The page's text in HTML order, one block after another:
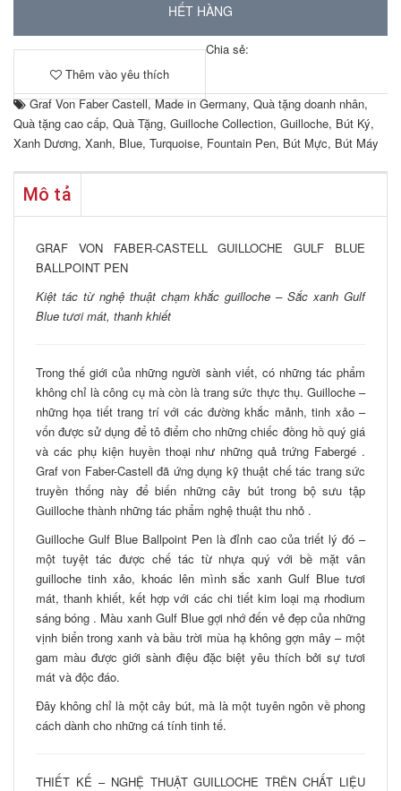
HẾT HÀNG
Thêm vào yêu thích
Chia sẻ:
Graf Von Faber Castell,Made in Germany, Quà tặng doanh nhân,
Quà tặng cao cấp, Quà Tặng, Guilloche Collection, Guilloche, Bút Ký,
Xanh Dương, Xanh, Blue, Turquoise, Fountain Pen, Bút Mực, Bút Máy
Mô tả
GRAF VON FABER-CASTELL GUILLOCHE GULF BLUE
BALLPOINT PEN
Kiệt tác từ nghệ thuật chạm khắc guilloche – Sắc xanh Gulf
Blue tươi mát, thanh khiết
Trong thế giới của những người sành viết, có những tác phẩm
không chỉ là công cụ mà còn là trang sức thực thụ. Guilloche –
những họa tiết trang trí với các đường khắc mảnh, tinh xảo –
vốn được sử dụng để tô điểm cho những chiếc đồng hồ quý giá
và các phụ kiện huyền thoại như những quả trứng Fabergé .
Graf von Faber-Castell đã ứng dụng kỹ thuật chế tác trang sức
truyền thống này để biến những cây bút trong bộ sưu tập
Guilloche thành những tác phẩm nghệ thuật thu nhỏ .
Guilloche Gulf Blue Ballpoint Pen là đỉnh cao của triết lý đó –
một tuyệt tác được chế tác từ nhựa quý với bề mặt vân
guilloche tinh xảo, khoác lên mình sắc xanh Gulf Blue tươi
mát, thanh khiết, kết hợp với các chi tiết kim loại mạ rhodium
sáng bóng . Màu xanh Gulf Blue gợi nhớ đến vẻ đẹp của những
vịnh biển trong xanh và bầu trời mùa hạ không gợn mây – một
gam màu được giới sành điệu đặc biệt yêu thích bởi sự tươi
mát và độc đáo.
Đây không chỉ là một cây bút, mà là một tuyên ngôn về phong
cách dành cho những cá tính tinh tế.
THIẾT KẾ – NGHỆ THUẬT GUILLOCHE TRÊN CHẤT LIỆU